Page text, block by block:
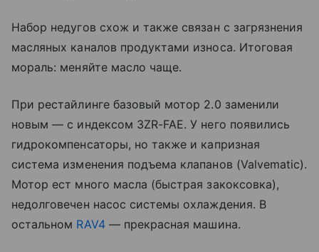
Набор недугов схож и также связан с загрязнения
масляных каналов продуктами износа. Итоговая
мораль: меняйте масло чаще.
При рестайлинге базовый мотор 2.0 заменили
новым — с индексом 3ZR-FAE. У него появились
гидрокомпенсаторы, но также и капризная
система изменения подъема клапанов (Valvematic).
Мотор ест много масла (быстрая закоксовка),
недолговечен насос системы охлаждения. В
остальном RAV4— прекрасная машина.